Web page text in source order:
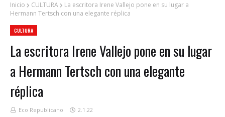
Inicio CULTURA
La escritora Irene Vallejo pone en su lugar a
Hermann Tertsch con una elegante réplica
CULTURA
La escritora Irene Vallejo pone en su lugar
a Hermann Tertsch con una elegante
réplica
Eco Republicano 2.1.22